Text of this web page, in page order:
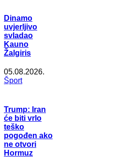
Dinamo
uvjerljivo
svladao
Kauno
Žalgiris
05.08.2026.
Šport
Trump: Iran
će biti vrlo
teško
pogođen ako
ne otvori
Hormuz